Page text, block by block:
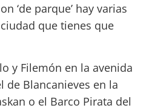
‘de parque’ hay varias
que tienes que
y Filemón en la avenida
de Blancanieves en la
o el Barco Pirata del